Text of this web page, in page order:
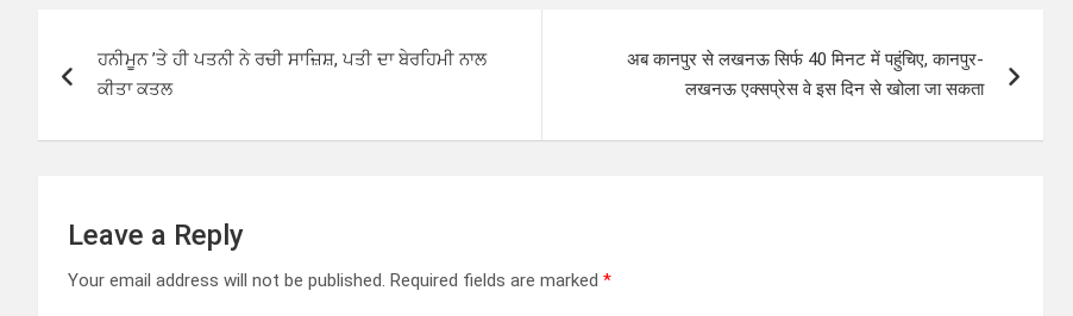
s
ਹਨੀਮੂਨ ’ਤੇ ਹੀ ਪਤਨੀ ਨੇ ਰਚੀ ਸਾਜ਼ਿਸ਼, ਪਤੀ ਦਾ ਬੇਰਹਿਮੀ ਨਾਲ
ਕੀਤਾ ਕਤਲ
अब कानपुर से लखनऊ सिर्फ 40 मिनट में पहुंचिए, कानपुर-
लखनऊ एक्सप्रेस वे इस दिन से खोला जा सकता
Leave a Reply
Your email address will not be published. Required fields are marked *